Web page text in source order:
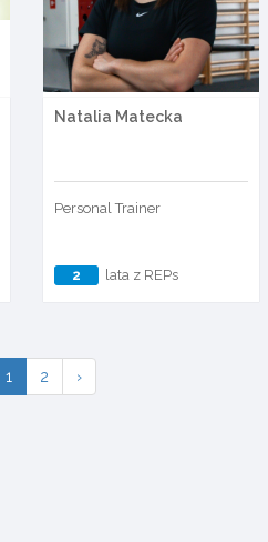
Natalia Matecka
Personal Trainer
2 lata z REPs
1 2 ›